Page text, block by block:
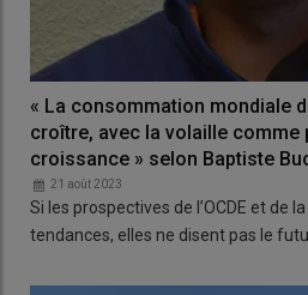
« La consommation mondiale
croître, avec la volaille comme
croissance » selon Baptiste
21 août 2023
​​​​​Si les prospectives de l’OCDE et de
tendances, elles ne disent pas le